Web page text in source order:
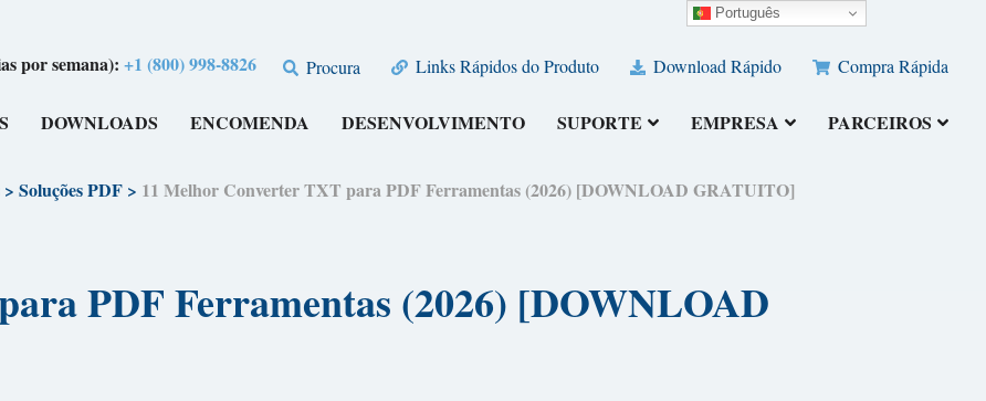
por semana):+1 (800) 998-8826 Procura Links Rápidos do Produto Download Rápido Compra Rápida
DOWNLOADS ENCOMENDA DESENVOLVIMENTO SUPORTE EMPRESA PARCEIROS
> Soluções PDF> 11 Melhor Converter TXT para PDF Ferramentas (2026) [DOWNLOAD GRATUITO]
PDF Ferramentas (2026) [DOWNLOAD
Português